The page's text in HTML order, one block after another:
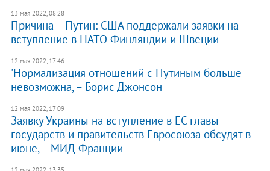
13 мая 2022, 08:28
Причина – Путин: США поддержали заявки на
вступление в НАТО Финляндии и Швеции
12 мая 2022, 17:46
'Нормализация отношений с Путиным больше
невозможна, – Борис Джонсон
12 мая 2022, 17:09
Заявку Украины на вступление в ЕС главы
государств и правительств Евросоюза обсудят в
июне, – МИД Франции